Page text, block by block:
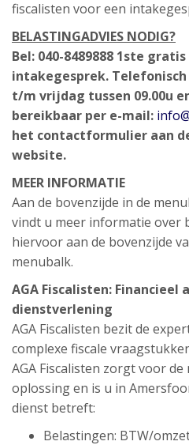
fiscalisten voor een
BELASTINGADVIES NODIG?
Bel: 040-8489888 1ste
intakegesprek.
t/m vrijdag tussen 09.00u
bereikbaar per e-mail:
het contactformulier aan
website.
MEER INFORMATIE
Aan de bovenzijde in de
vindt u meer informatie over
hiervoor aan de bovenzijde
menubalk.
AGA Fiscalisten: Financieel
dienstverlening
AGA Fiscalisten bezit de
complexe fiscale
AGA Fiscalisten zorgt voor
oplossing en is u in
dienst betreft:
Belastingen: BTW/